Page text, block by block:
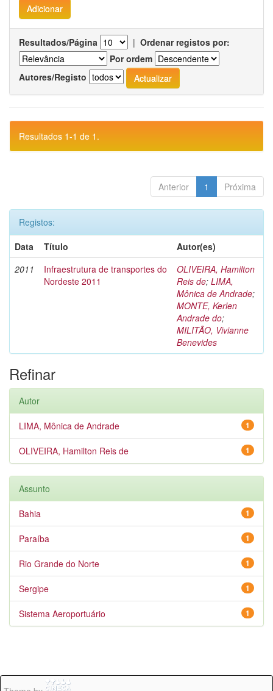
Resultados/Página | Ordenar registos por:
Por ordem
Autores/Registo
Resultados 1-1 de 1.
Anterior 1 Próxima
Registos:
Data
Título
Autor(es)
2011
Infraestrutura de transportes do
Nordeste 2011
OLIVEIRA, Hamilton
Reis de; LIMA,
Mônica de Andrade;
MONTE, Kerlen
Andrade do;
MILITÃO, Vivianne
Benevides
Refinar
Autor
1
LIMA, Mônica de Andrade
1
OLIVEIRA, Hamilton Reis de
Assunto
1
Bahia
1
Paraíba
1
Rio Grande do Norte
1
Sergipe
1
Sistema Aeroportuário